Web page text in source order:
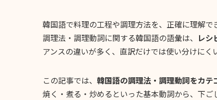
韓国語で料理の工程や調理方法を、正確に理解で
調理法・調理動詞に関する韓国語の語彙は、 レシ
アンスの違いが多く、直訳だけでは使い分けにく
この記事では、 韓国語の調理法・調理動詞をカ
焼く・煮る・炒めるといった基本動詞から、下